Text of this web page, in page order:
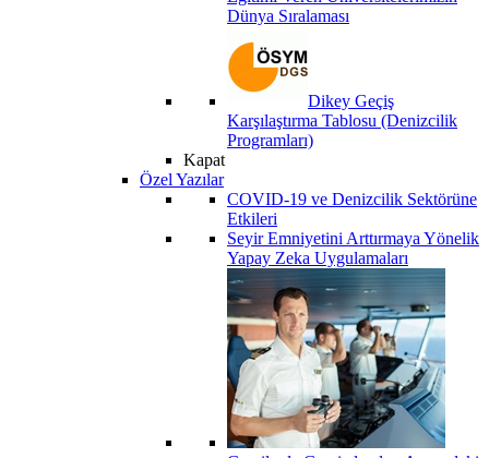
Dünya Sıralaması
Dikey Geçiş
Karşılaştırma Tablosu (Denizcilik
Programları)
Kapat
Özel Yazılar
COVID-19 ve Denizcilik Sektörüne
Etkileri
Seyir Emniyetini Arttırmaya Yönelik
Yapay Zeka Uygulamaları